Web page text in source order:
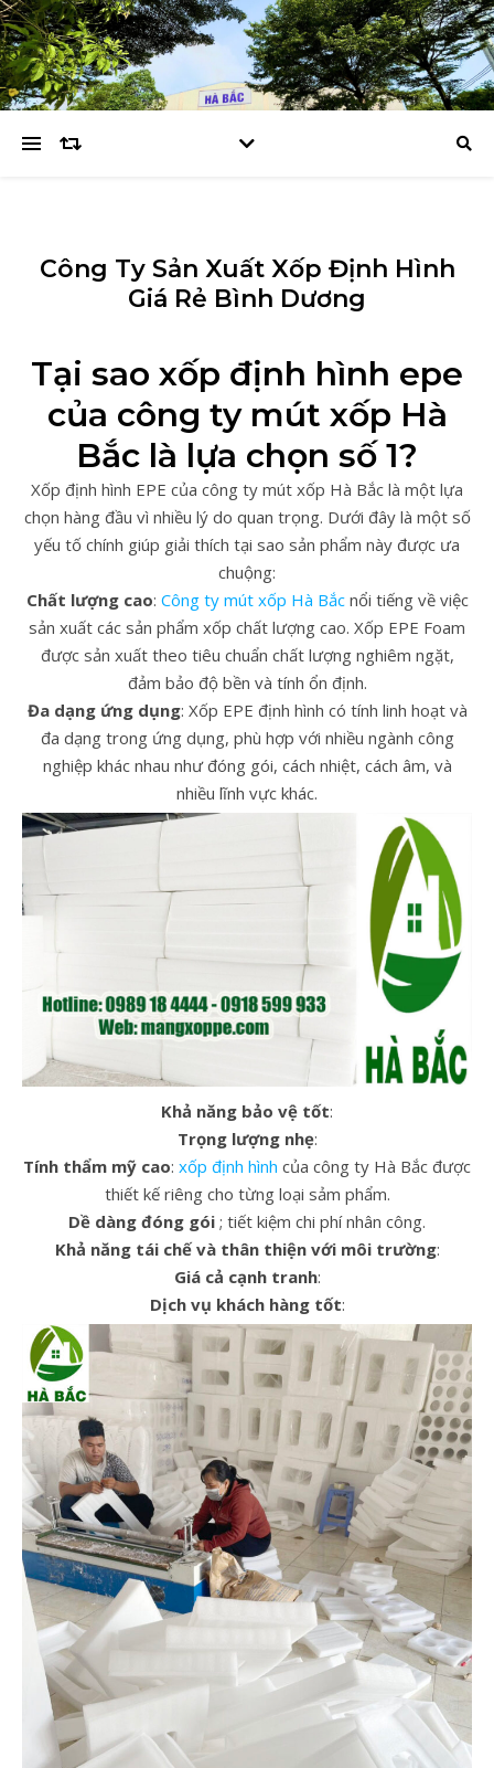
Công Ty Sản Xuất Xốp Định Hình
Giá Rẻ Bình Dương
Tại sao xốp định hình epe
của công ty mút xốp Hà
Bắc là lựa chọn số 1?
Xốp định hình EPE của công ty mút xốp Hà Bắc là một lựa
chọn hàng đầu vì nhiều lý do quan trọng. Dưới đây là một số
yếu tố chính giúp giải thích tại sao sản phẩm này được ưa
chuộng:
Chất lượng cao: Công ty mút xốp Hà Bắcnổi tiếng về việc
sản xuất các sản phẩm xốp chất lượng cao. Xốp EPE Foam
được sản xuất theo tiêu chuẩn chất lượng nghiêm ngặt,
đảm bảo độ bền và tính ổn định.
Đa dạng ứng dụng: Xốp EPE định hình có tính linh hoạt và
đa dạng trong ứng dụng, phù hợp với nhiều ngành công
nghiệp khác nhau như đóng gói, cách nhiệt, cách âm, và
nhiều lĩnh vực khác.
Khả năng bảo vệ tốt:
Trọng lượng nhẹ:
Tính thẩm mỹ cao: xốp định hình của công ty Hà Bắc được
thiết kế riêng cho từng loại sảm phẩm.
Dề dàng đóng gói ; tiết kiệm chi phí nhân công.
Khả năng tái chế và thân thiện với môi trường:
Giá cả cạnh tranh:
Dịch vụ khách hàng tốt: